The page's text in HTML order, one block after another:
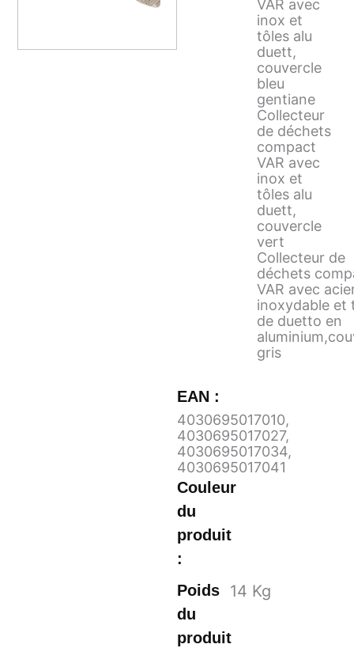
VAR avec
inox et
tôles alu
duett,
couvercle
bleu
gentiane
Collecteur
de déchets
compact
VAR avec
inox et
tôles alu
duett,
couvercle
vert
Collecteur de
déchets
VAR avec
inoxydable et
de duetto en
gris
EAN :
4030695017010,
4030695017027,
4030695017034,
4030695017041
Couleur
du
produit
:
Poids
du
produit
14 Kg